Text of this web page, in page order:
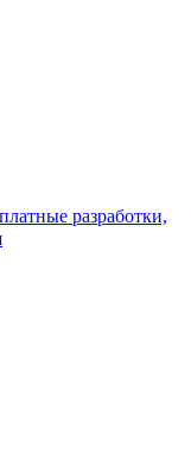
разработки,